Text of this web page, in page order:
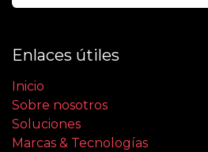
Enlaces útiles
Inicio
Sobre nosotros
Soluciones
Marcas & Tecnologías